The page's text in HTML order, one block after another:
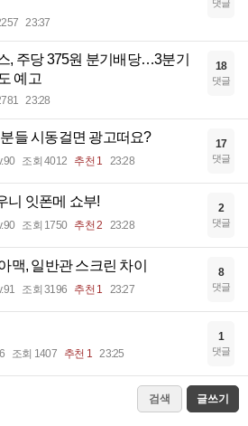
23:37
댓글
, 주당 375원 분기배당…3분기
예고
23:28
18
댓글
들 시동걸면 광고떠요?
조회 4012 추천 1 23:28
17
댓글
니 잇폰메 쇼부!
조회 1750 추천 2 23:28
2
댓글
맥, 일반관 스크린 차이
조회 3196 추천 1 23:27
8
댓글
조회 1407 추천 1 23:25
1
댓글
검색 글쓰기